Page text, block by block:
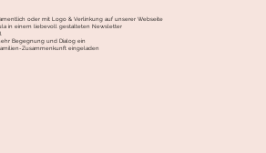
oder mit Logo & Verlinkung auf unserer Webseite
in einem liebevoll gestalteten Newsletter
Begegnung und Dialog ein
Zusammenkunft eingeladen